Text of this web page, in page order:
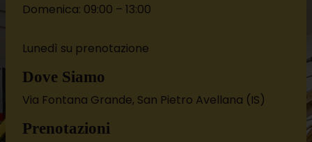
Domenica: 09:00 – 13:00
Lunedì su prenotazione
Dove Siamo
Via Fontana Grande, San Pietro Avellana (IS)
Prenotazioni